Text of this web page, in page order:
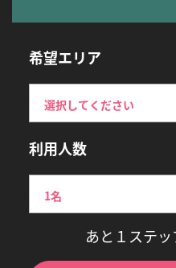
希望エリア
利用人数
あと１ステッ